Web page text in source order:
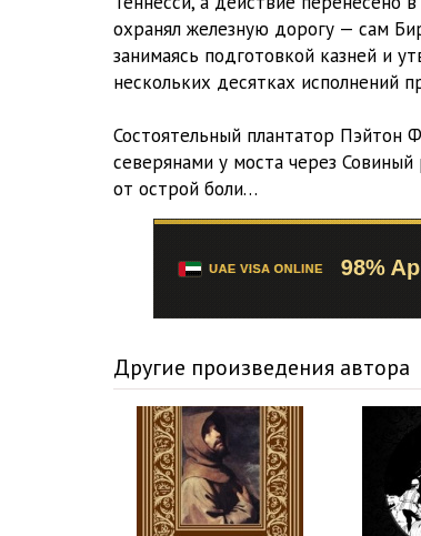
охранял железную дорогу — сам
занимаясь подготовкой казней и
нескольких десятках исполнений
Состоятельный плантатор
северянами у моста через
от острой боли…
Другие произведения автора